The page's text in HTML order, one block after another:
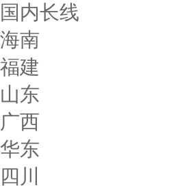
国内长线
海南
福建
山东
广西
华东
四川